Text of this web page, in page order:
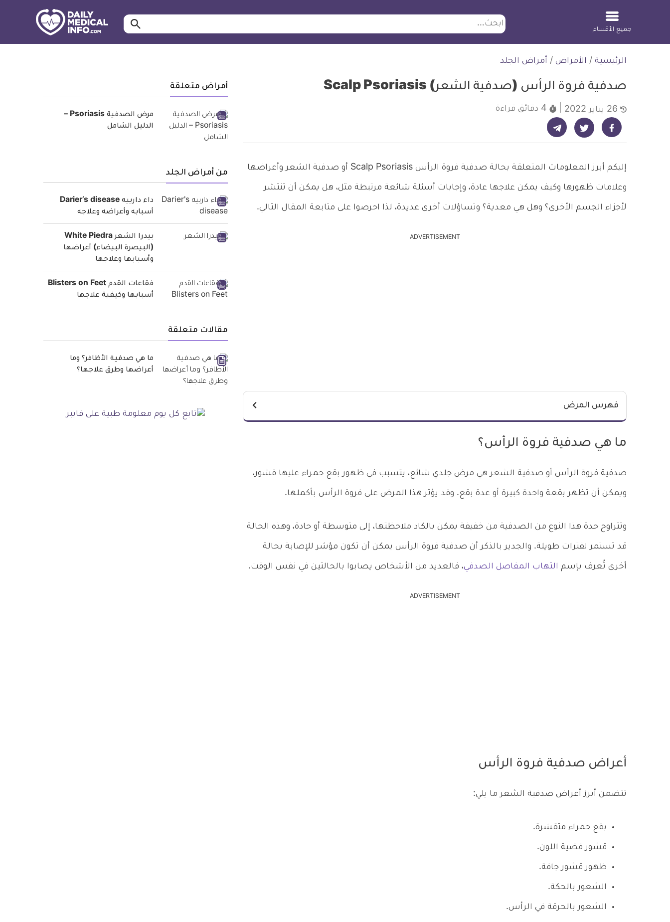
ابحث ابحث…
جميع الأقسام
الرئيسية / الأمراض / أمراض الجلد
صدفية فروة الرأس (صدفية الشعر) Scalp Psoriasis
4 دقائق قراءة
شارك على فيسبوك - ديلي ميديكال انفو شارك على تويتر - ديلي ميديكال انفو شارك على تيليجرام - ديلي ميديكال انفو
إليكم أبرز المعلومات المتعلقة بحالة صدفية فروة الرأس Scalp Psoriasis أو صدفية الشعر وأعراضها
وعلامات ظهورها وكيف يمكن علاجها عادة، وإجابات أسئلة شائعة مرتبطة مثل، هل يمكن أن تنتشر
لأجزاء الجسم الأخرى؟ وهل هي معدية؟ وتساؤلات أخرى عديدة، لذا احرصوا على متابعة المقال التالي.
ADVERTISEMENT
فهرس المرض
ما هي صدفية فروة الرأس؟
صدفية فروة الرأس أو صدفية الشعر هي مرض جلدي شائع، يتسبب في ظهور بقع حمراء عليها قشور،
ويمكن أن تظهر بقعة واحدة كبيرة أو عدة بقع. وقد يؤثر هذا المرض على فروة الرأس بأكملها.
وتتراوح حدة هذا النوع من الصدفية من خفيفة يمكن بالكاد ملاحظتها، إلى متوسطة أو حادة، وهذه الحالة
قد تستمر لفترات طويلة. والجدير بالذكر أن صدفية فروة الرأس يمكن أن تكون مؤشر للإصابة بحالة
أخرى تُعرف بإسم التهاب المفاصل الصدفي، فالعديد من الأشخاص يصابوا بالحالتين في نفس الوقت.
ADVERTISEMENT
أعراض صدفية فروة الرأس
تتضمن أبرز أعراض صدفية الشعر ما يلي:
بقع حمراء متقشرة.
قشور فضية اللون.
ظهور قشور جافة.
الشعور بالحكة.
الشعور بالحرقة في الرأس.
أمراض متعلقة
مرض الصدفية Psoriasis –
الدليل الشامل
من أمراض الجلد
داء دارييه Darier’s disease
أسبابه وأعراضه وعلاجه
بيدرا الشعر White Piedra
(البيصرة البيضاء) أعراضها
وأسبابها وعلاجها
فقاعات القدم Blisters on Feet
أسبابها وكيفية علاجها
مقالات متعلقة
ما هي صدفية الأظافر؟ وما
أعراضها وطرق علاجها؟